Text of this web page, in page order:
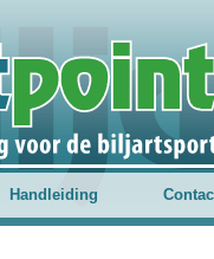
Handleiding